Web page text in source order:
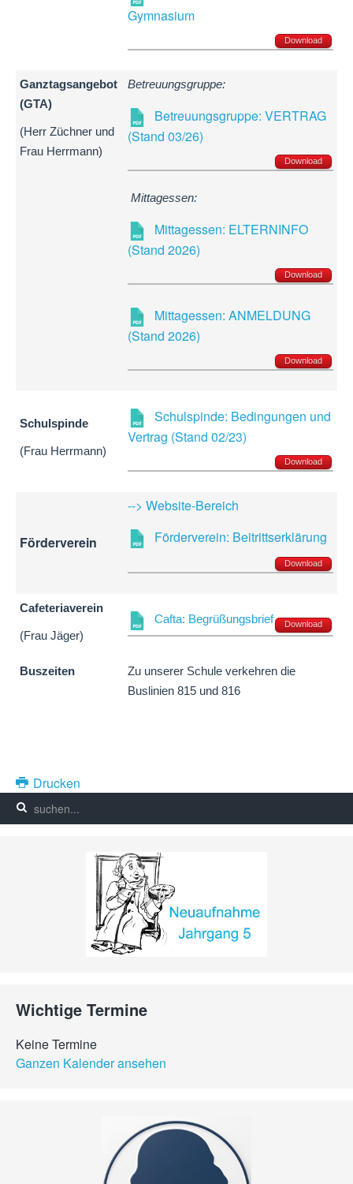
Gymnasium
Download
Ganztagsangebot
(GTA)
(Herr Züchner und
Frau Herrmann)
Betreuungsgruppe:
Betreuungsgruppe: VERTRAG
(Stand 03/26)
Download
Mittagessen:
Mittagessen: ELTERNINFO
(Stand 2026)
Download
Mittagessen: ANMELDUNG
(Stand 2026)
Download
Schulspinde
(Frau Herrmann)
Schulspinde: Bedingungen und
Vertrag (Stand 02/23)
Download
Förderverein
--> Website-Bereich
Förderverein: Beitrittserklärung
Download
Cafeteriaverein
(Frau Jäger)
Cafta: Begrüßungsbrief Download
Buszeiten
Zu unserer Schule verkehren die
Buslinien 815 und 816
Drucken
Wichtige Termine
Keine Termine
Ganzen Kalender ansehen